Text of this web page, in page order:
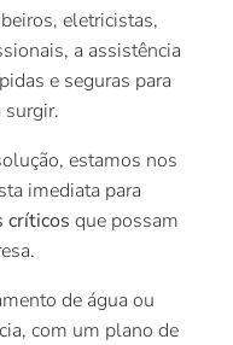
eletricistas,
a assistência
e seguras para
surgir.
estamos nos
imediata para
críticos que possam
de água ou
com um plano de